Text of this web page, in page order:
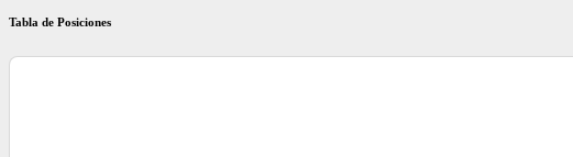
Tabla de Posiciones